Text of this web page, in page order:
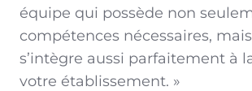
équipe qui possède non
compétences nécessaires,
s’intègre aussi parfaitement à
votre établissement. »